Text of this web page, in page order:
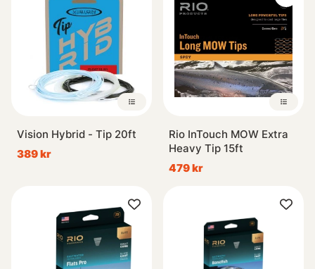
Vision Hybrid - Tip 20ft
389 kr
Rio InTouch MOW Extra
Heavy Tip 15ft
479 kr